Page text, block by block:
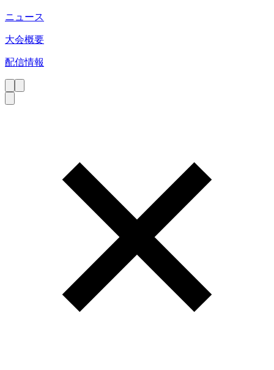
ニュース
大会概要
配信情報